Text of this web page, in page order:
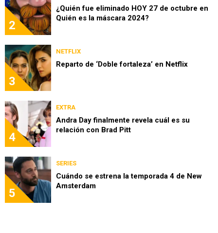
2
¿Quién fue eliminado HOY 27 de octubre en
Quién es la máscara 2024?
3
NETFLIX
Reparto de ‘Doble fortaleza’ en Netflix
4
EXTRA
Andra Day finalmente revela cuál es su
relación con Brad Pitt
5
SERIES
Cuándo se estrena la temporada 4 de New
Amsterdam